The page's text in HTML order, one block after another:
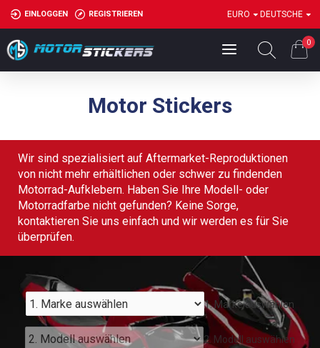
EINLOGGEN REGISTRIEREN EURO DEUTSCHE
0
Motor Stickers
Wir sind spezialisiert auf Aftermarket-Reproduktionen
von nicht mehr erhältlichen oder schwer zu findenden
Motorrad-Aufklebern. Haben Sie Ihre Modell- oder
Motorradfarbe nicht gefunden? Keine Sorge,
kontaktieren Sie uns einfach und wir werden es für Sie
überprüfen.
1. Marke auswählen
2. Modell auswählen